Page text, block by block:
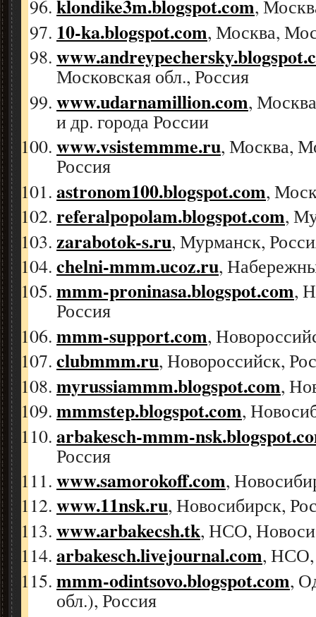
klondike3m.blogspot.com,
10-ka.blogspot.com, Москва,
Московская обл., Россия
www.udarnamillion.com,
и др. города России
www.vsistemmme.ru, Москва,
Россия
astronom100.blogspot.com,
referalpopolam.blogspot.com,
zarabotok-s.ru, Мурманск,
chelni-mmm.ucoz.ru,
mmm-proninasa.blogspot.com,
Россия
mmm-support.com,
clubmmm.ru, Новороссийск,
myrussiammm.blogspot.com,
mmmstep.blogspot.com,
arbakesch-mmm-
Россия
www.samorokoff.com,
www.11nsk.ru, Новосибирск,
www.arbakecsh.tk, НСО,
arbakesch.livejournal.com, НСО,
mmm-odintsovo.blogspot.com,
обл.), Россия